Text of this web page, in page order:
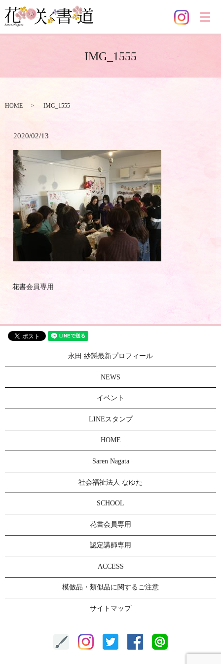
メ
IMG_1555
HOME IMG_1555
2020/02/13
花書会員専用
永田 紗戀最新プロフィール
NEWS
イベント
LINEスタンプ
HOME
Saren Nagata
社会福祉法人 なゆた
SCHOOL
花書会員専用
認定講師専用
ACCESS
模倣品・類似品に関するご注意
サイトマップ